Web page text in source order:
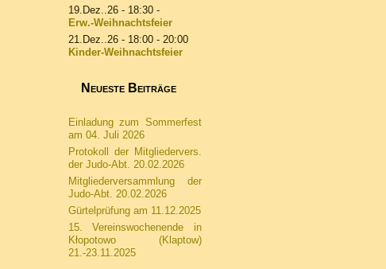
19.Dez..26- 18:30 -
Erw.-Weihnachtsfeier
21.Dez..26- 18:00 - 20:00
Kinder-Weihnachtsfeier
Neueste Beiträge
Einladung zum Sommerfest
am 04. Juli 2026
Protokoll der Mitgliedervers.
der Judo-Abt. 20.02.2026
Mitgliederversammlung der
Judo-Abt. 20.02.2026
Gürtelprüfung am 11.12.2025
15. Vereinswochenende in
Kłopotowo (Klaptow)
21.-23.11.2025